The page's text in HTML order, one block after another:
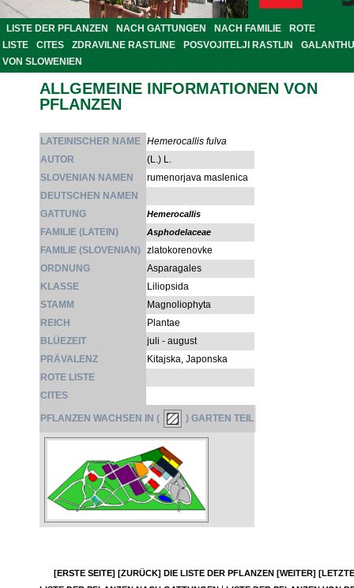
LISTE DER PFLANZEN NACH GATTUNGEN NACH FAMILIE
ROTE
LISTE
CITES ZDRAVILNE RASTLINE POSVOJITELJI RASTLIN
VON SLOWENIEN
ALLGEMEINE INFORMATIONEN VON
PFLANZEN
LATEINISCHER NAME Hemerocallis fulva
AUTOR
(L.) L.
SLOVENIAN NAMEN
rumenorjava maslenica
DEUTSCHEN NAMEN
GATTUNG
Hemerocallis
FAMILIE (LATEIN) Asphodelaceae
FAMILIE (SLOVENIAN) zlatokorenovke
ORDNUNG
Asparagales
KLASSE
Liliopsida
STAMM
Magnoliophyta
REICH
Plantae
BLÜEZEIT
juli - august
PRÄVALENZ
Kitajska, Japonska
ROTE LISTE
CITES
PFLANZEN WACHSEN IN ( ) GARTEN TEIL
[ERSTE SEITE] [ZURÜCK] DIE LISTE DER PFLANZEN [WEITER]